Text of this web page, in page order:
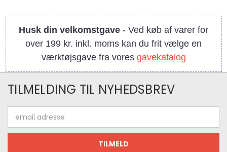
Husk din velkomstgave - Ved køb af varer for
over 199 kr. inkl. moms kan du frit vælge en
værktøjsgave fra vores gavekatalog
TILMELDING TIL NYHEDSBREV
adresse